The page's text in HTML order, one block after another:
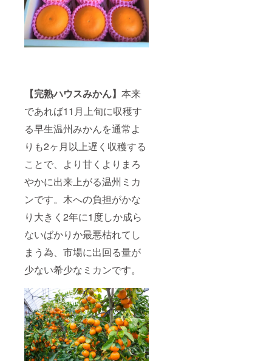
【完熟ハウスみかん】 本来
であれば11月上旬に収穫す
る早生温州みかんを通常よ
りも2ヶ月以上遅く収穫する
ことで、より甘くよりまろ
やかに出来上がる温州ミカ
ンです。木への負担がかな
り大きく2年に1度しか成ら
ないばかりか最悪枯れてし
まう為、市場に出回る量が
少ない希少なミカンです。